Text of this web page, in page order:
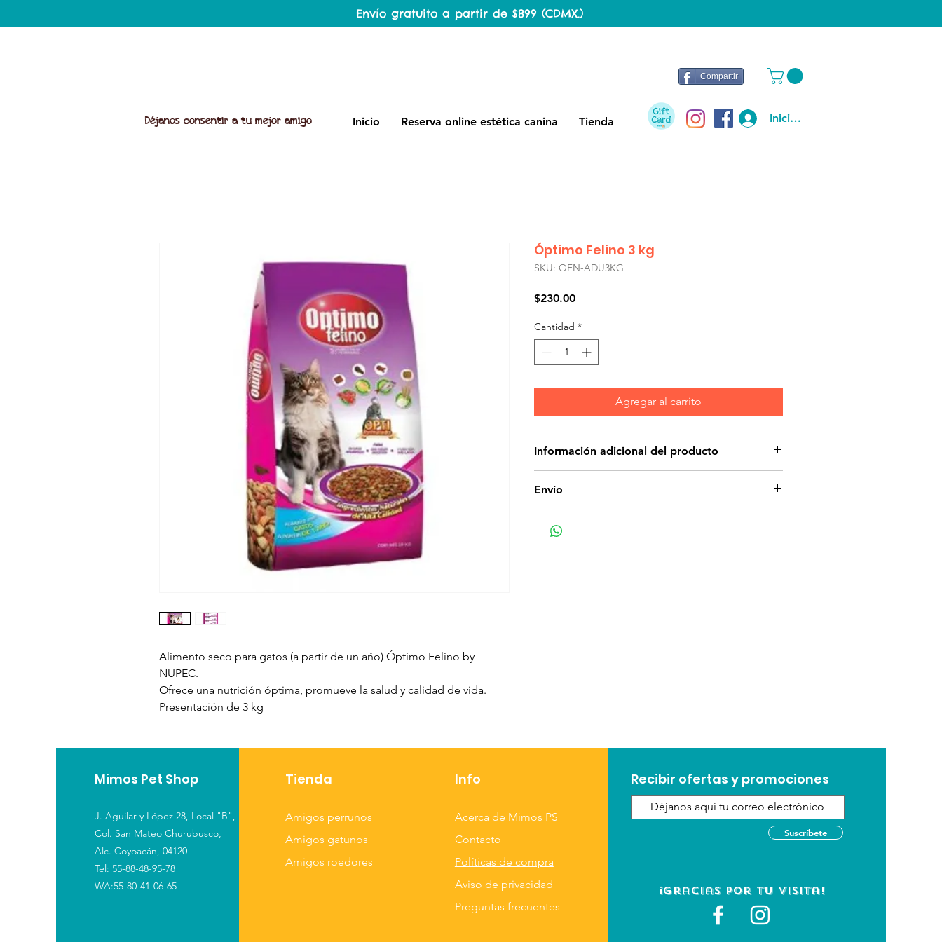
Envío gratuito a partir de $899 (CDMX.)
Déjanos consentir a tu mejor amigo
Compartir
Inicio Reserva online estética canina Tienda Iniciar sesión
Alimento seco para gatos (a partir de un año) Óptimo Felino by
NUPEC.
Ofrece una nutrición óptima, promueve la salud y calidad de vida.
Presentación de 3 kg
Óptimo Felino 3 kg
SKU: OFN-ADU3KG
$230.00Precio
Cantidad *
Agregar al carrito
Información adicional del producto
ingredientes naturales de alta calidad y frescura.
Tiene un contenido nutricional acorde a las
res (preservadas con BHA y BHT), aminoacidos,
manganeso, cobre, iodo, selenio, cobalto,
potasio, vitaminas: A, D, E, K y complejo B
Envío
Mimos Pet Shop
J. Aguilar y López 28, Local "B",
Col. San Mateo Churubusco,
Alc. Coyoacán, 04120
Tel: 55-88-48-95-78
WA:55-80-41-06-65
Tienda
Amigos perrunos
Amigos gatunos
Amigos roedores
Info
Acerca de Mimos PS
Contacto
Políticas de compra
Aviso de privacidad
Preguntas frecuentes
Recibir ofertas y promociones
Suscríbete
¡Gracias por tu visita!